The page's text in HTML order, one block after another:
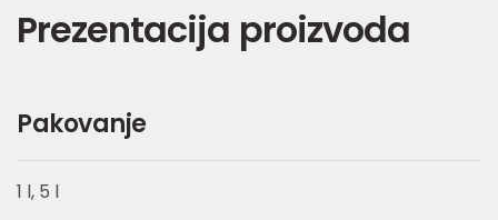
Prezentacija proizvoda
Pakovanje
1 l, 5 l